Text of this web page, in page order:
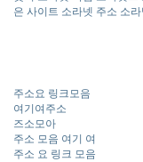
은 사이트 소라넷 주소 소
주소요 링크모음
여기여주소
즈소모아
주소 모음 여기 여
주소 요 링크 모음